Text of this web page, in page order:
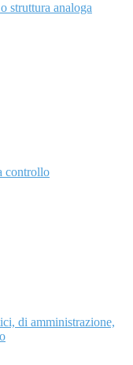
struttura analoga
controllo
di amministrazione,